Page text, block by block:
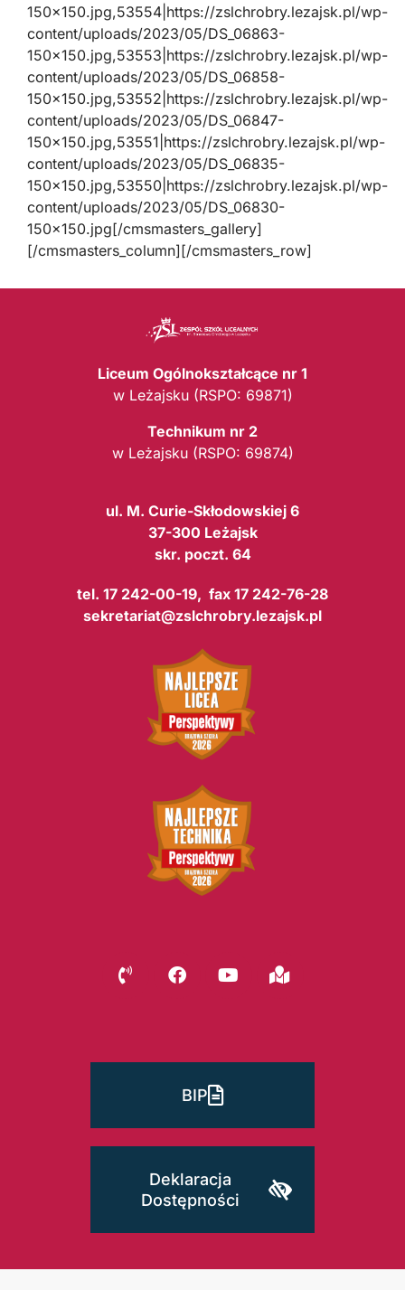
150×150.jpg,53554|https://zslchrobry.lezajsk.pl/wp-
content/uploads/2023/05/DS_06863-
150×150.jpg,53553|https://zslchrobry.lezajsk.pl/wp-
content/uploads/2023/05/DS_06858-
150×150.jpg,53552|https://zslchrobry.lezajsk.pl/wp-
content/uploads/2023/05/DS_06847-
150×150.jpg,53551|https://zslchrobry.lezajsk.pl/wp-
content/uploads/2023/05/DS_06835-
150×150.jpg,53550|https://zslchrobry.lezajsk.pl/wp-
content/uploads/2023/05/DS_06830-
150×150.jpg[/cmsmasters_gallery]
[/cmsmasters_column][/cmsmasters_row]
Liceum Ogólnokształcące nr 1
w Leżajsku (RSPO: 69871)
Technikum nr 2
w Leżajsku (RSPO: 69874)
ul. M. Curie-Skłodowskiej 6
37-300 Leżajsk
skr. poczt. 64
tel. 17 242-00-19, fax 17 242-76-28
sekretariat@zslchrobry.lezajsk.pl
BIP
Deklaracja
Dostępności